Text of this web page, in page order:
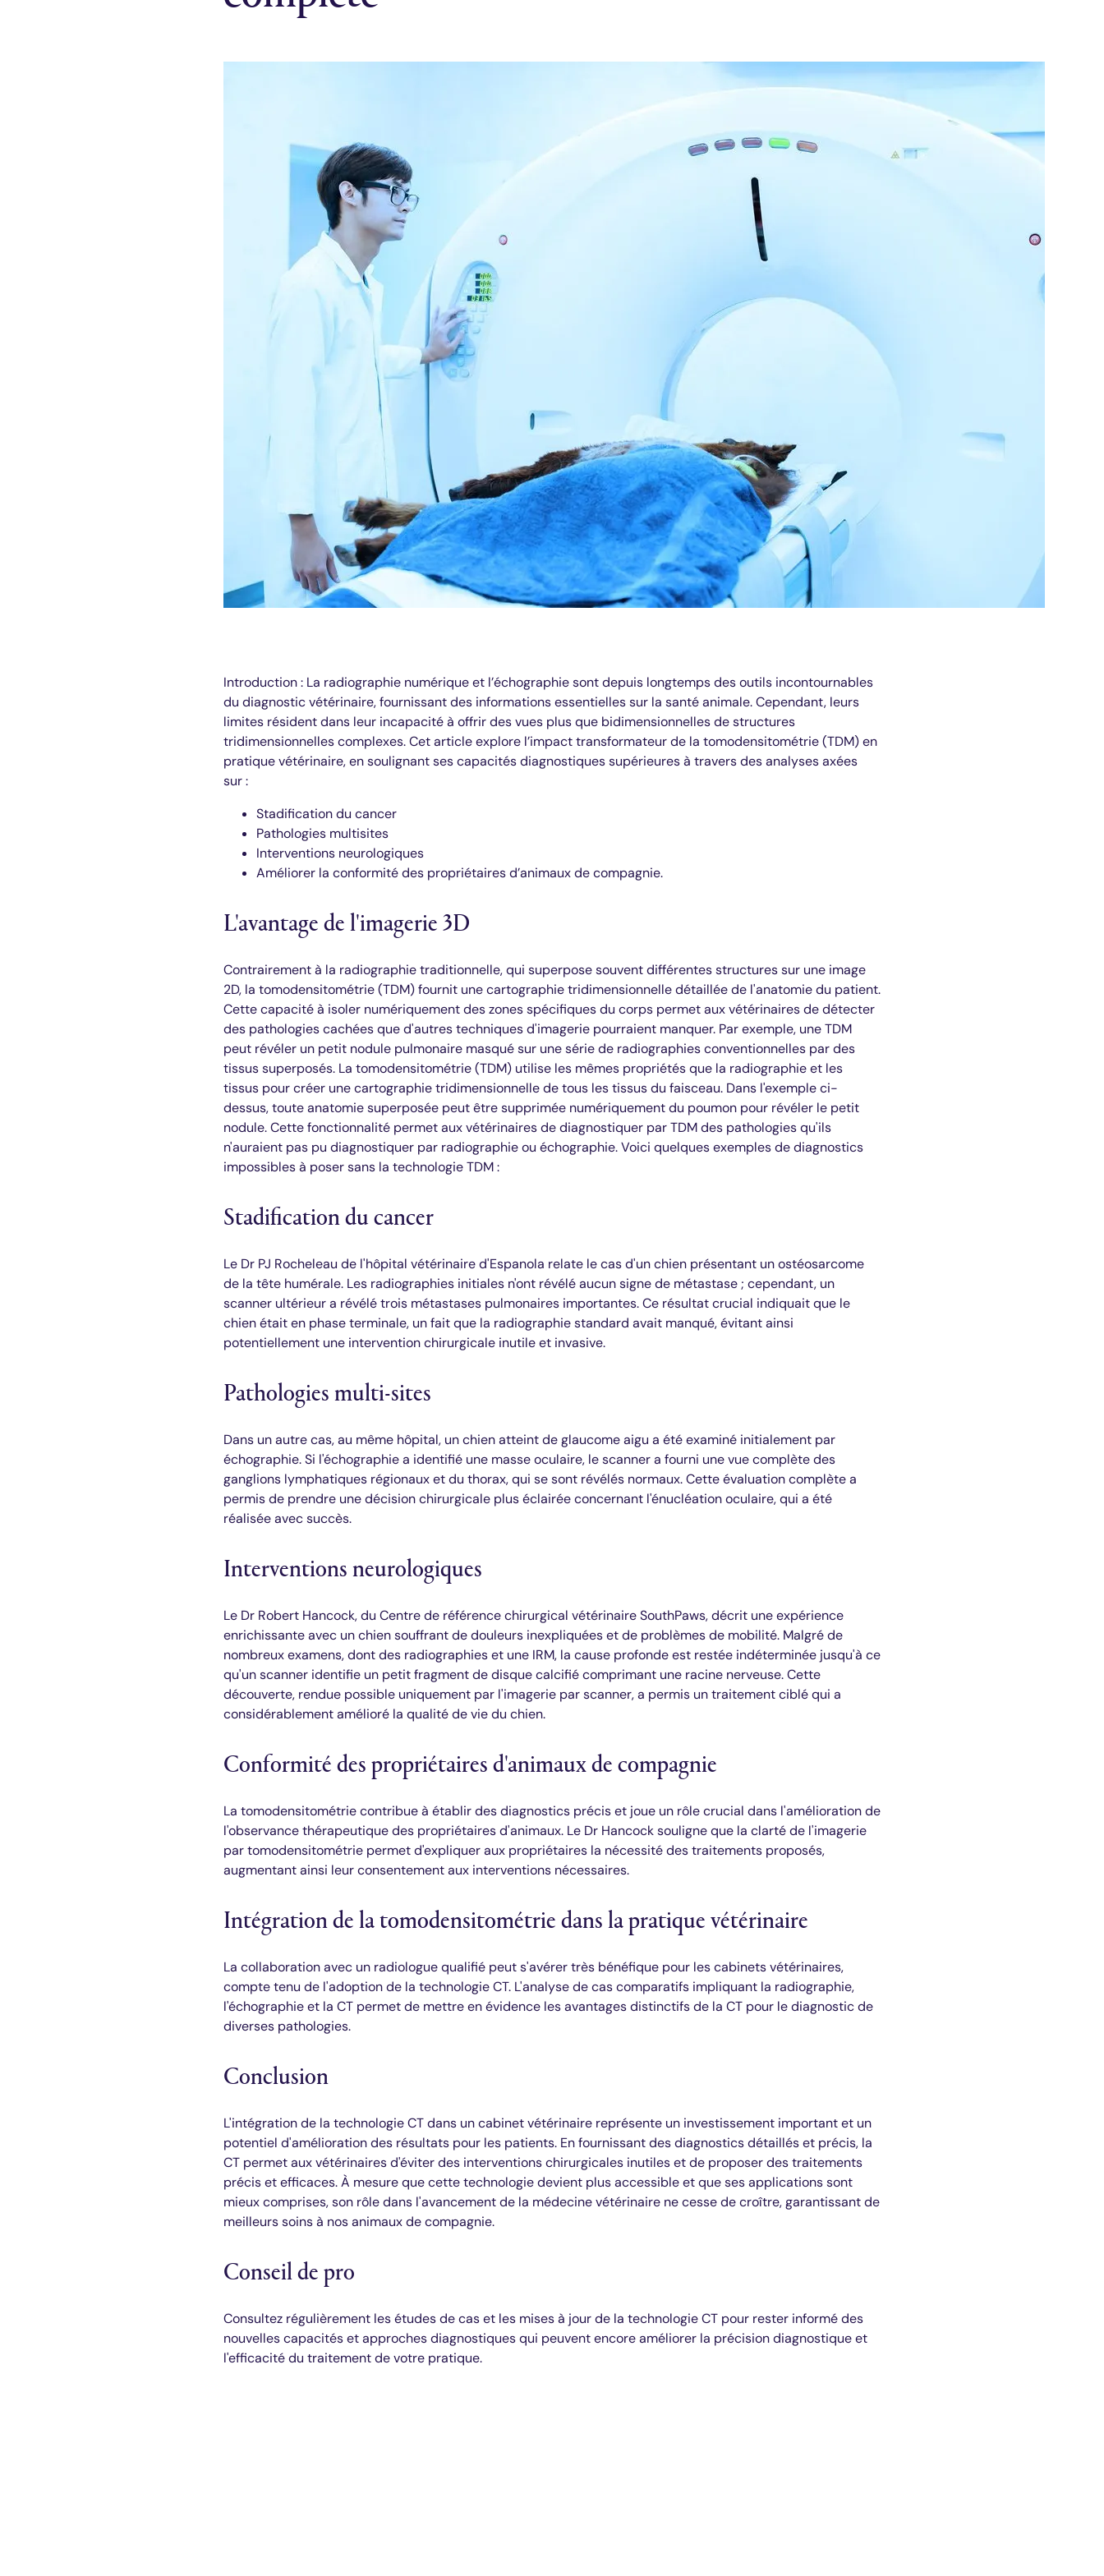
Introduction : La radiographie numérique et l’échographie sont depuis longtemps des outils incontournables
du diagnostic vétérinaire, fournissant des informations essentielles sur la santé animale. Cependant, leurs
limites résident dans leur incapacité à offrir des vues plus que bidimensionnelles de structures
tridimensionnelles complexes. Cet article explore l’impact transformateur de la tomodensitométrie (TDM) en
pratique vétérinaire, en soulignant ses capacités diagnostiques supérieures à travers des analyses axées
sur :
Stadification du cancer
Pathologies multisites
Interventions neurologiques
Améliorer la conformité des propriétaires d’animaux de compagnie.
L'avantage de l'imagerie 3D
Contrairement à la radiographie traditionnelle, qui superpose souvent différentes structures sur une image
2D, la tomodensitométrie (TDM) fournit une cartographie tridimensionnelle détaillée de l'anatomie du patient.
Cette capacité à isoler numériquement des zones spécifiques du corps permet aux vétérinaires de détecter
des pathologies cachées que d'autres techniques d'imagerie pourraient manquer. Par exemple, une TDM
peut révéler un petit nodule pulmonaire masqué sur une série de radiographies conventionnelles par des
tissus superposés. La tomodensitométrie (TDM) utilise les mêmes propriétés que la radiographie et les
tissus pour créer une cartographie tridimensionnelle de tous les tissus du faisceau. Dans l'exemple ci-
dessus, toute anatomie superposée peut être supprimée numériquement du poumon pour révéler le petit
nodule. Cette fonctionnalité permet aux vétérinaires de diagnostiquer par TDM des pathologies qu'ils
n'auraient pas pu diagnostiquer par radiographie ou échographie. Voici quelques exemples de diagnostics
impossibles à poser sans la technologie TDM :
Stadification du cancer
Le Dr PJ Rocheleau de l'hôpital vétérinaire d'Espanola relate le cas d'un chien présentant un ostéosarcome
de la tête humérale. Les radiographies initiales n'ont révélé aucun signe de métastase ; cependant, un
scanner ultérieur a révélé trois métastases pulmonaires importantes. Ce résultat crucial indiquait que le
chien était en phase terminale, un fait que la radiographie standard avait manqué, évitant ainsi
potentiellement une intervention chirurgicale inutile et invasive.
Pathologies multi-sites
Dans un autre cas, au même hôpital, un chien atteint de glaucome aigu a été examiné initialement par
échographie. Si l'échographie a identifié une masse oculaire, le scanner a fourni une vue complète des
ganglions lymphatiques régionaux et du thorax, qui se sont révélés normaux. Cette évaluation complète a
permis de prendre une décision chirurgicale plus éclairée concernant l'énucléation oculaire, qui a été
réalisée avec succès.
Interventions neurologiques
Le Dr Robert Hancock, du Centre de référence chirurgical vétérinaire SouthPaws, décrit une expérience
enrichissante avec un chien souffrant de douleurs inexpliquées et de problèmes de mobilité. Malgré de
nombreux examens, dont des radiographies et une IRM, la cause profonde est restée indéterminée jusqu'à ce
qu'un scanner identifie un petit fragment de disque calcifié comprimant une racine nerveuse. Cette
découverte, rendue possible uniquement par l'imagerie par scanner, a permis un traitement ciblé qui a
considérablement amélioré la qualité de vie du chien.
Conformité des propriétaires d'animaux de compagnie
La tomodensitométrie contribue à établir des diagnostics précis et joue un rôle crucial dans l'amélioration de
l'observance thérapeutique des propriétaires d'animaux. Le Dr Hancock souligne que la clarté de l'imagerie
par tomodensitométrie permet d'expliquer aux propriétaires la nécessité des traitements proposés,
augmentant ainsi leur consentement aux interventions nécessaires.
Intégration de la tomodensitométrie dans la pratique vétérinaire
La collaboration avec un radiologue qualifié peut s'avérer très bénéfique pour les cabinets vétérinaires,
compte tenu de l'adoption de la technologie CT. L'analyse de cas comparatifs impliquant la radiographie,
l'échographie et la CT permet de mettre en évidence les avantages distinctifs de la CT pour le diagnostic de
diverses pathologies.
Conclusion
L'intégration de la technologie CT dans un cabinet vétérinaire représente un investissement important et un
potentiel d'amélioration des résultats pour les patients. En fournissant des diagnostics détaillés et précis, la
CT permet aux vétérinaires d'éviter des interventions chirurgicales inutiles et de proposer des traitements
précis et efficaces. À mesure que cette technologie devient plus accessible et que ses applications sont
mieux comprises, son rôle dans l'avancement de la médecine vétérinaire ne cesse de croître, garantissant de
meilleurs soins à nos animaux de compagnie.
Conseil de pro
Consultez régulièrement les études de cas et les mises à jour de la technologie CT pour rester informé des
nouvelles capacités et approches diagnostiques qui peuvent encore améliorer la précision diagnostique et
l'efficacité du traitement de votre pratique.